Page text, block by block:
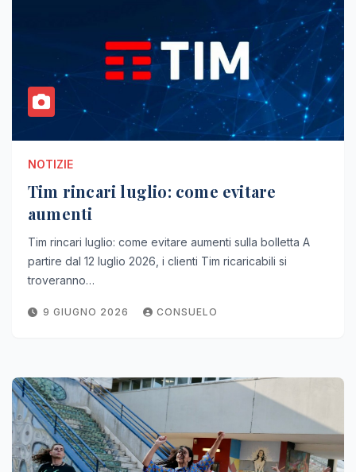
NOTIZIE
Tim rincari luglio: come evitare
aumenti
Tim rincari luglio: come evitare aumenti sulla bolletta A
partire dal 12 luglio 2026, i clienti Tim ricaricabili si
troveranno…
9 GIUGNO 2026 CONSUELO